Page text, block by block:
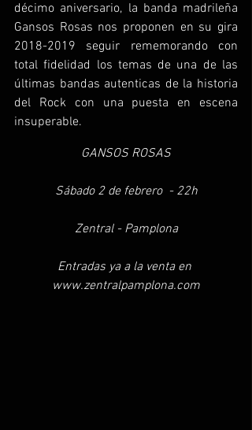
décimo aniversario, la banda madrileña
Gansos Rosas nos proponen en su gira
2018-2019 seguir rememorando con
total fidelidad los temas de una de las
últimas bandas autenticas de la historia
del Rock con una puesta en escena
insuperable.
GANSOS ROSAS
Sábado 2 de febrero  - 22h
Zentral - Pamplona
Entradas ya a la venta en
www.zentralpamplona.com